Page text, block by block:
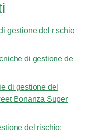
gestione del rischio
di gestione del
di gestione del
Bonanza Super
del rischio: